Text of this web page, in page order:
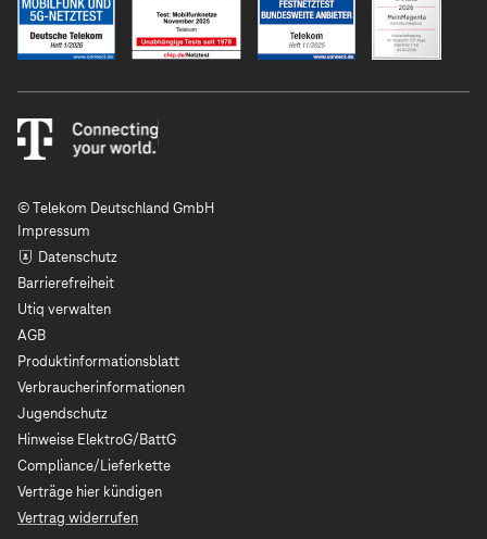
© Telekom Deutschland GmbH
Impressum
Datenschutz
Barrierefreiheit
Utiq verwalten
AGB
Produktinformationsblatt
Verbraucherinformationen
Jugendschutz
Hinweise ElektroG/BattG
Compliance/Lieferkette
Verträge hier kündigen
Vertrag widerrufen